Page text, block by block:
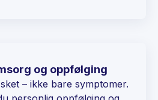
og oppfølging
– ikke bare symptomer.